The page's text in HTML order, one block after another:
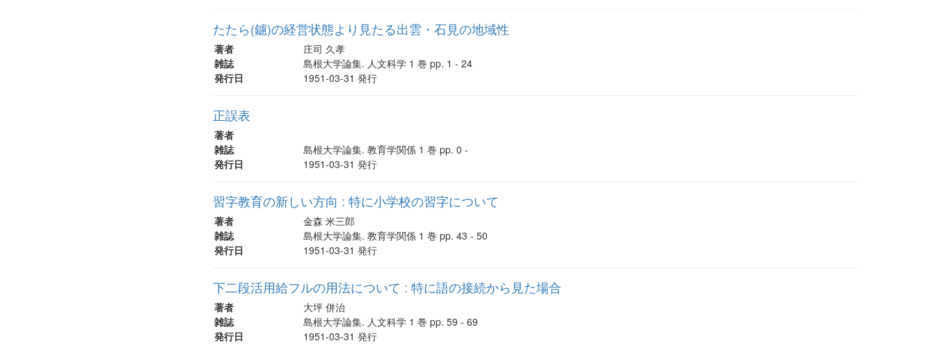
たたら(鑢)の経営状態より見たる出雲・石見の地域性
著者
庄司 久孝
雑誌
島根大学論集. 人文科学 1 巻 pp. 1 - 24
発行日
1951-03-31 発行
正誤表
著者
雑誌
島根大学論集. 教育学関係 1 巻 pp. 0 -
発行日
1951-03-31 発行
習字教育の新しい方向 : 特に小学校の習字について
著者
金森 米三郎
雑誌
島根大学論集. 教育学関係 1 巻 pp. 43 - 50
発行日
1951-03-31 発行
下二段活用給フルの用法について : 特に語の接続から見た場合
著者
大坪 併治
雑誌
島根大学論集. 人文科学 1 巻 pp. 59 - 69
発行日
1951-03-31 発行